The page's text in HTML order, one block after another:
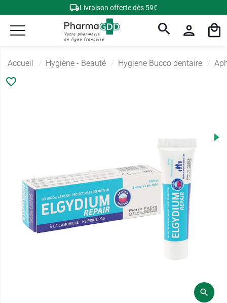
Livraison offerte dès 59€
Accueil Hygiène - Beauté Hygiene Bucco dentaire